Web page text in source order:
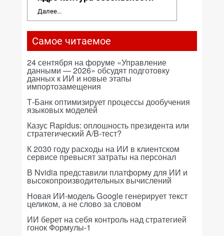
Далее...
Самое читаемое
24 сентября на форуме «Управление
данными — 2026» обсудят подготовку
данных к ИИ и новые этапы
импортозамещения
Т-Банк оптимизирует процессы дообучения
языковых моделей
Казус Rapidus: оплошность президента или
стратегический A/B-тест?
К 2030 году расходы на ИИ в клиентском
сервисе превысят затраты на персонал
В Nvidia представили платформу для ИИ и
высокопроизводительных вычислений
Новая ИИ-модель Google генерирует текст
целиком, а не слово за словом
ИИ берет на себя контроль над стратегией
гонок Формулы-1